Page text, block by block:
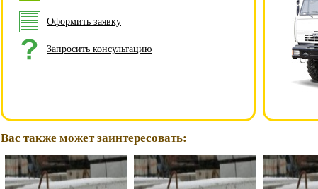
Оформить заявку
Запросить консультацию
Вас также может заинтересовать: